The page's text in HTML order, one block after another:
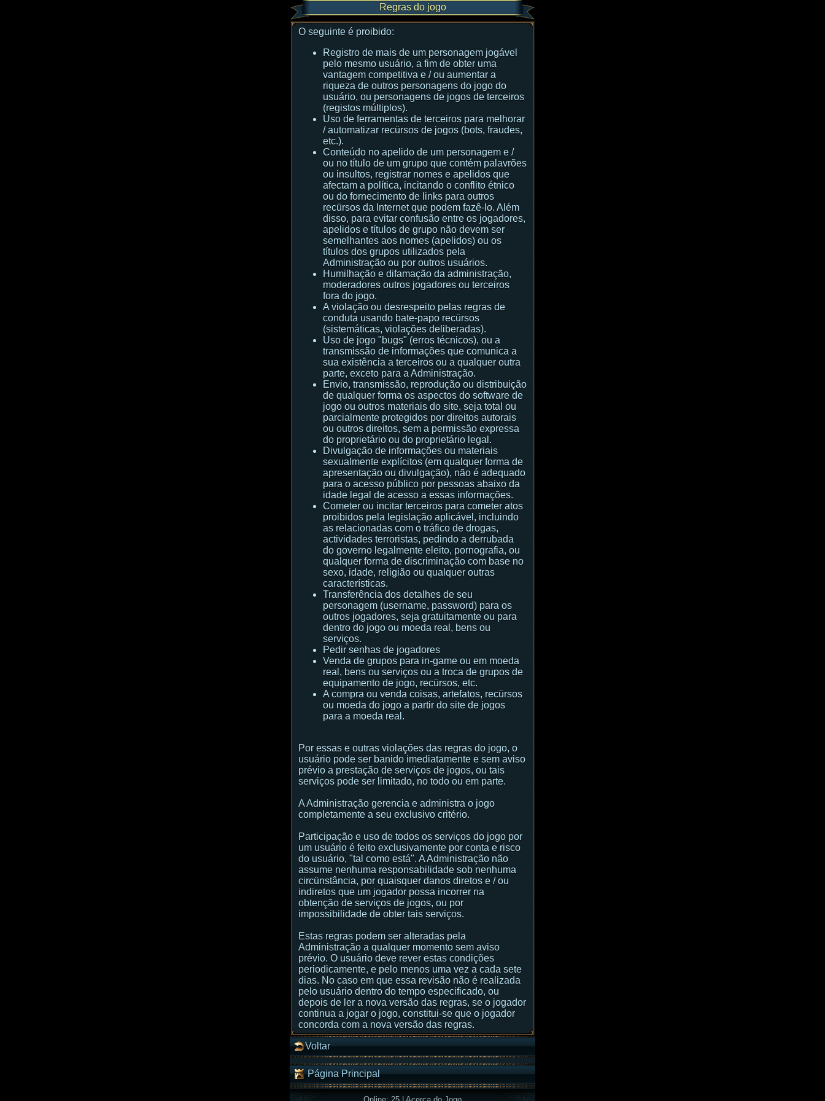
Regras do jogo
O seguinte é proibido:
Registro de mais de um personagem jogável
pelo mesmo usuário, a fim de obter uma
vantagem competitiva e / ou aumentar a
riqueza de outros personagens do jogo do
usuário, ou personagens de jogos de terceiros
(registos múltiplos).
Uso de ferramentas de terceiros para melhorar
/ automatizar recürsos de jogos (bots, fraudes,
etc.).
Conteúdo no apelido de um personagem e /
ou no título de um grupo que contém palavrões
ou insultos, registrar nomes e apelidos que
afectam a política, incitando o conflito étnico
ou do fornecimento de links para outros
recürsos da Internet que podem fazê-lo. Além
disso, para evitar confusão entre os jogadores,
apelidos e títulos de grupo não devem ser
semelhantes aos nomes (apelidos) ou os
títulos dos grupos utilizados pela
Administração ou por outros usuários.
Humilhação e difamação da administração,
moderadores outros jogadores ou terceiros
fora do jogo.
A violação ou desrespeito pelas regras de
conduta usando bate-papo recürsos
(sistemáticas, violações deliberadas).
Uso de jogo "bugs" (erros técnicos), ou a
transmissão de informações que comunica a
sua existência a terceiros ou a qualquer outra
parte, exceto para a Administração.
Envio, transmissão, reprodução ou distribuição
de qualquer forma os aspectos do software de
jogo ou outros materiais do site, seja total ou
parcialmente protegidos por direitos autorais
ou outros direitos, sem a permissão expressa
do proprietário ou do proprietário legal.
Divulgação de informações ou materiais
sexualmente explícitos (em qualquer forma de
apresentação ou divulgação), não é adequado
para o acesso público por pessoas abaixo da
idade legal de acesso a essas informações.
Cometer ou incitar terceiros para cometer atos
proibidos pela legislação aplicável, incluindo
as relacionadas com o tráfico de drogas,
actividades terroristas, pedindo a derrubada
do governo legalmente eleito, pornografia, ou
qualquer forma de discriminação com base no
sexo, idade, religião ou qualquer outras
características.
Transferência dos detalhes de seu
personagem (username, password) para os
outros jogadores, seja gratuitamente ou para
dentro do jogo ou moeda real, bens ou
serviços.
Pedir senhas de jogadores
Venda de grupos para in-game ou em moeda
real, bens ou serviços ou a troca de grupos de
equipamento de jogo, recürsos, etc.
A compra ou venda coisas, artefatos, recürsos
ou moeda do jogo a partir do site de jogos
para a moeda real.
Por essas e outras violações das regras do jogo, o
usuário pode ser banido imediatamente e sem aviso
prévio a prestação de serviços de jogos, ou tais
serviços pode ser limitado, no todo ou em parte.
A Administração gerencia e administra o jogo
completamente a seu exclusivo critério.
Participação e uso de todos os serviços do jogo por
um usuário é feito exclusivamente por conta e risco
do usuário, "tal como está". A Administração não
assume nenhuma responsabilidade sob nenhuma
circünstância, por quaisquer danos diretos e / ou
indiretos que um jogador possa incorrer na
obtenção de serviços de jogos, ou por
impossibilidade de obter tais serviços.
Estas regras podem ser alteradas pela
Administração a qualquer momento sem aviso
prévio. O usuário deve rever estas condições
periodicamente, e pelo menos uma vez a cada sete
dias. No caso em que essa revisão não é realizada
pelo usuário dentro do tempo especificado, ou
depois de ler a nova versão das regras, se o jogador
continua a jogar o jogo, constitui-se que o jogador
concorda com a nova versão das regras.
Voltar
Página Principal